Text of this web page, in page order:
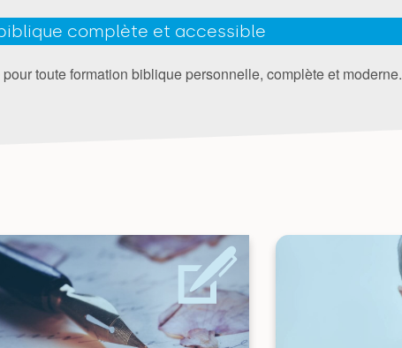
complète et accessible
toute formation biblique personnelle, complète et moderne.